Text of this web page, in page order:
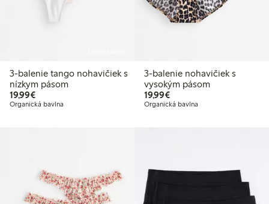
3-balenie tango nohavičiek s
nízkym pásom
19,99€19,99 €
Organická bavlna
3-balenie nohavičiek s
vysokým pásom
19,99€19,99 €
Organická bavlna